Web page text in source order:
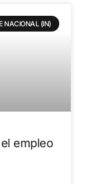
NACIONAL (IN)
empleo